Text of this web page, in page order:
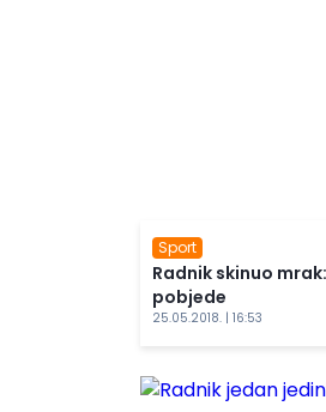
Sport
Radnik skinuo
pobjede
25.05.2018. | 16:53